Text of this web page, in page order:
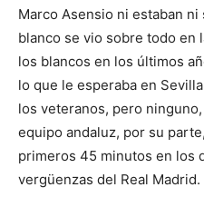
Marco Asensio ni estaban ni
blanco se vio sobre todo en
los blancos en los últimos
lo que le esperaba en
los veteranos, pero
equipo andaluz, por su
primeros 45 minutos en los
vergüenzas del Real Madrid.